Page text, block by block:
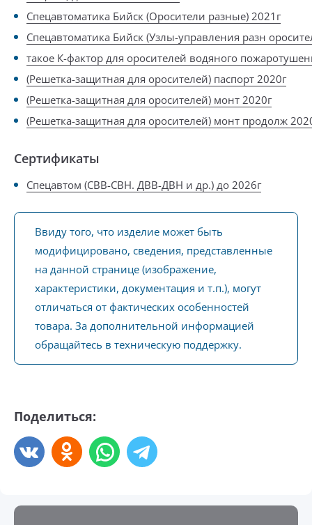
Спецавтоматика Бийск (Оросители разные) 2021г
Спецавтоматика Бийск (Узлы-управления разн
такое К-фактор для оросителей водяного
(Решетка-защитная для оросителей) паспорт 2020г
(Решетка-защитная для оросителей) монт 2020г
(Решетка-защитная для оросителей) монт продолж
Сертификаты
Спецавтом (СВВ-СВН. ДВВ-ДВН и др.) до 2026г
Ввиду того, что изделие может быть
модифицировано, сведения, представленные
на данной странице (изображение,
характеристики, документация и т.п.), могут
отличаться от фактических особенностей
товара. За дополнительной информацией
обращайтесь в техническую поддержку.
Поделиться: